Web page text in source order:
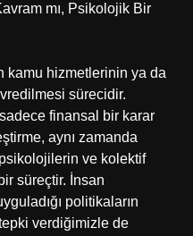
mı, Psikolojik Bir
kamu hizmetlerinin ya da
sürecidir.
finansal bir karar
aynı zamanda
ve kolektif
süreçtir. İnsan
politikaların
verdiğimizle de